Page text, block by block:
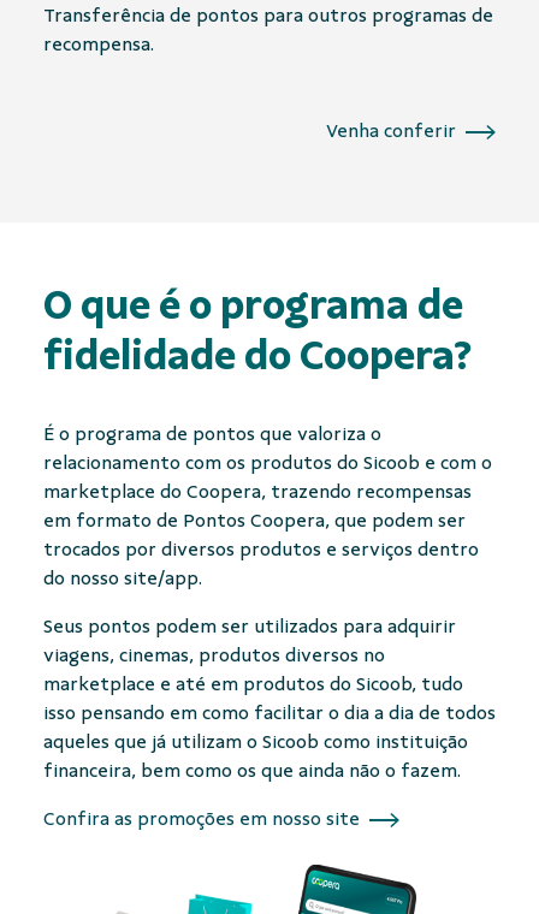
Transferência de pontos para outros programas de
recompensa.
Venha conferir
O que é o programa de
fidelidade do Coopera?
É o programa de pontos que valoriza o
relacionamento com os produtos do Sicoob e com o
marketplace do Coopera, trazendo recompensas
em formato de Pontos Coopera, que podem ser
trocados por diversos produtos e serviços dentro
do nosso site/app.
Seus pontos podem ser utilizados para adquirir
viagens, cinemas, produtos diversos no
marketplace e até em produtos do Sicoob, tudo
isso pensando em como facilitar o dia a dia de todos
aqueles que já utilizam o Sicoob como instituição
financeira, bem como os que ainda não o fazem.
Confira as promoções em nosso site